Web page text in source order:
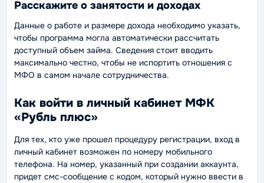
Расскажите о занятости и доходах
Данные о работе и размере дохода необходимо указать,
чтобы программа могла автоматически рассчитать
доступный объем займа. Сведения стоит вводить
максимально честно, чтобы не испортить отношения с
МФО в самом начале сотрудничества.
Как войти в личный кабинет МФК
«Рубль плюс»
Для тех, кто уже прошел процедуру регистрации, вход в
личный кабинет возможен по номеру мобильного
телефона. На номер, указанный при создании аккаунта,
придет смс-сообщение с кодом, который нужно ввести в